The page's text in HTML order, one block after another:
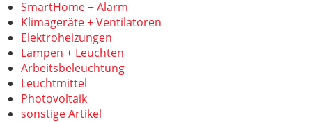
SmartHome + Alarm
Klimageräte + Ventilatoren
Elektroheizungen
Lampen + Leuchten
Arbeitsbeleuchtung
Leuchtmittel
Photovoltaik
sonstige Artikel